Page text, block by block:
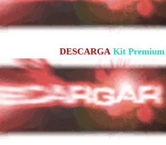
DESCARGA Kit Premium